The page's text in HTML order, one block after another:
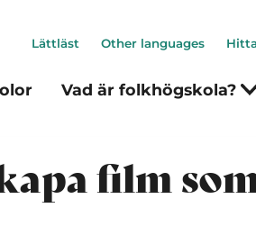
Vad är folkhögskola?
Lättläst Other languages
film